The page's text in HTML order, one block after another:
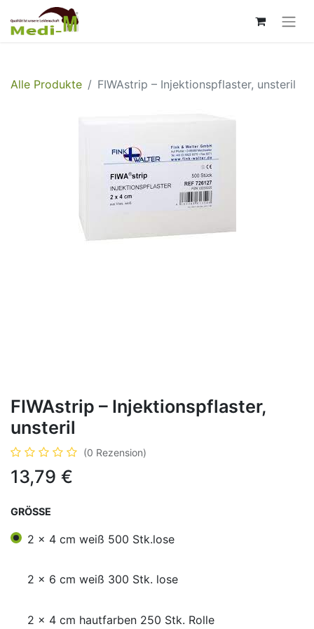
Alle Produkte FIWAstrip – Injektionspflaster, unsteril
FIWAstrip – Injektionspflaster,
unsteril
(0 Rezension)
13,79 €
GRÖSSE
2 x 4 cm weiß 500 Stk.lose
2 x 6 cm weiß 300 Stk. lose
2 x 4 cm hautfarben 250 Stk. Rolle